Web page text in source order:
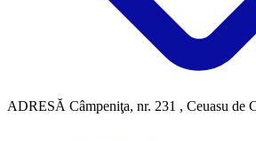
ADRESĂ Câmpeniţa, nr. 231 , Ceuasu de